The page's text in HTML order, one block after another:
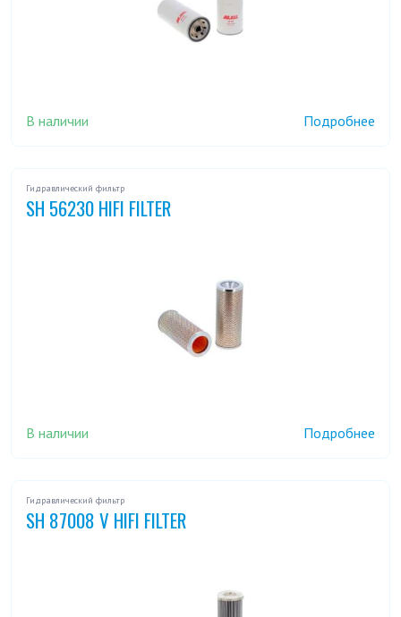
В наличии Подробнее
Гидравлический фильтр
SH 56230 HIFI FILTER
В наличии Подробнее
Гидравлический фильтр
SH 87008 V HIFI FILTER